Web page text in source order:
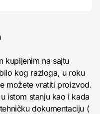
kupljenim na sajtu
kog razloga, u roku
možete vratiti proizvod.
istom stanju kao i kada
dokumentaciju (